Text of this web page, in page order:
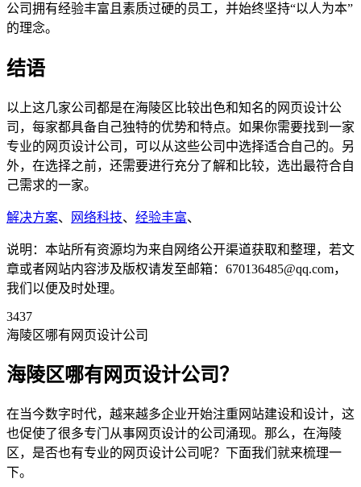
公司拥有经验丰富且素质过硬的员工，并始终坚持“以人为本”
的理念。
结语
以上这几家公司都是在海陵区比较出色和知名的网页设计公
司，每家都具备自己独特的优势和特点。如果你需要找到一家
专业的网页设计公司，可以从这些公司中选择适合自己的。另
外，在选择之前，还需要进行充分了解和比较，选出最符合自
己需求的一家。
解决方案、 网络科技、 经验丰富、
说明：本站所有资源均为来自网络公开渠道获取和整理，若文
章或者网站内容涉及版权请发至邮箱：670136485@qq.com，
我们以便及时处理。
3437
海陵区哪有网页设计公司
海陵区哪有网页设计公司？
在当今数字时代，越来越多企业开始注重网站建设和设计，这
也促使了很多专门从事网页设计的公司涌现。那么，在海陵
区，是否也有专业的网页设计公司呢？下面我们就来梳理一
下。